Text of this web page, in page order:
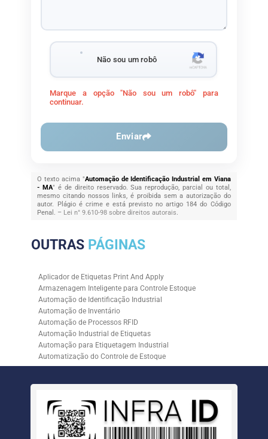
Não sou um robô
Marque a opção "Não sou um robô" para
continuar.
Enviar
O texto acima "Automação de Identificação Industrial em Viana
- MA" é de direito reservado. Sua reprodução, parcial ou total,
mesmo citando nossos links, é proibida sem a autorização do
autor. Plágio é crime e está previsto no artigo 184 do Código
Penal. – Lei n° 9.610-98 sobre direitos autorais.
OUTRAS PÁGINAS
Aplicador de Etiquetas Print And Apply
Armazenagem Inteligente para Controle Estoque
Automação de Identificação Industrial
Automação de Inventário
Automação de Processos RFID
Automação Industrial de Etiquetas
Automação para Etiquetagem Industrial
Automatização do Controle de Estoque
Controle de Estoque com RFID
Empresa de Automação para Processos Logísticos
Empresa de Rastreabilidade Industrial
Empresa de Soluções para Etiquetagem
Empresa Especializada em Inventário de Estoque